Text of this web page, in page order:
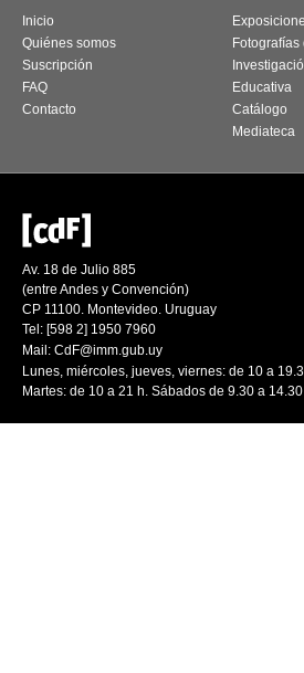
Inicio
Quiénes somos
Suscripción
FAQ
Contacto
Fotografías
Educativa
Catálogo
Mediateca
Av. 18 de Julio 885
(entre Andes y Convención)
CP 11100. Montevideo. Uruguay
Tel: [598 2] 1950 7960
Mail: CdF@imm.gub.uy
Lunes, miércoles, jueves, viernes: de 10 a
Martes: de 10 a 21 h. Sábados de 9.30 a